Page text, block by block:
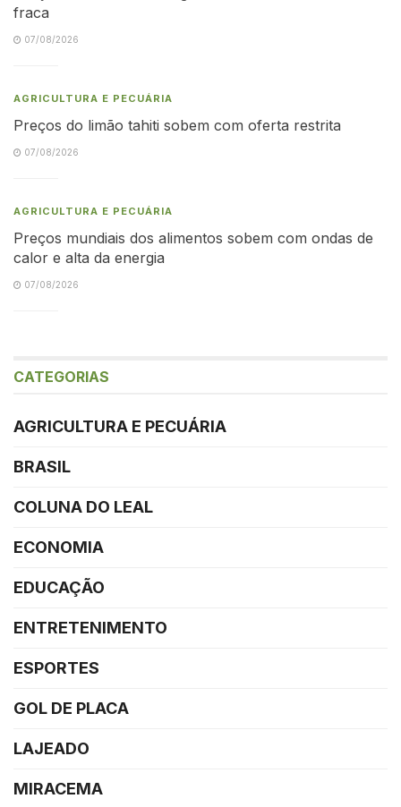
fraca
07/08/2026
AGRICULTURA E PECUÁRIA
Preços do limão tahiti sobem com oferta restrita
07/08/2026
AGRICULTURA E PECUÁRIA
Preços mundiais dos alimentos sobem com ondas de
calor e alta da energia
07/08/2026
CATEGORIAS
AGRICULTURA E PECUÁRIA
BRASIL
COLUNA DO LEAL
ECONOMIA
EDUCAÇÃO
ENTRETENIMENTO
ESPORTES
GOL DE PLACA
LAJEADO
MIRACEMA